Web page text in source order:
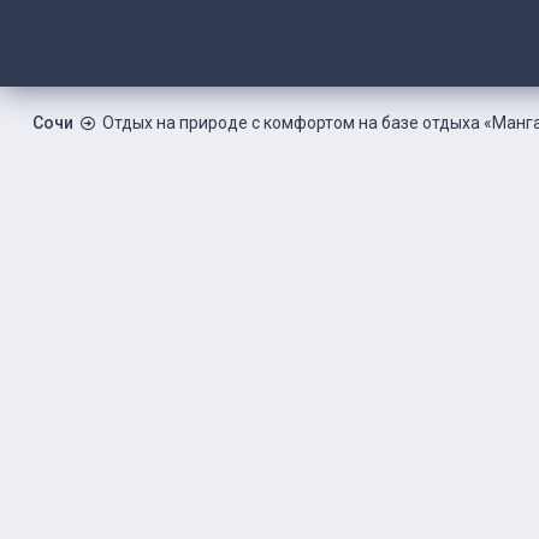
Сочи Отдых на природе с комфортом на базе отдыха